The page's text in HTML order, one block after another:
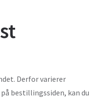
Derfor varierer
bestillingssiden, kan du